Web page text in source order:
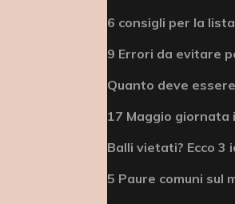
6 consigli per la
9 Errori da evitare
Quanto deve
17 Maggio giornata
Balli vietati? Ecco
5 Paure comuni sul